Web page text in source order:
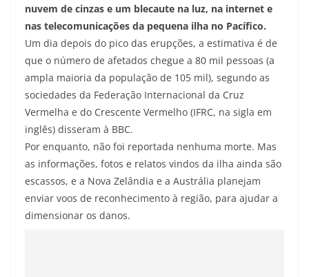
nuvem de cinzas e um blecaute na luz, na internet e
nas telecomunicações da pequena ilha no Pacífico.
Um dia depois do pico das erupções, a estimativa é de
que o número de afetados chegue a 80 mil pessoas (a
ampla maioria da população de 105 mil), segundo as
sociedades da Federação Internacional da Cruz
Vermelha e do Crescente Vermelho (IFRC, na sigla em
inglês) disseram à BBC.
Por enquanto, não foi reportada nenhuma morte. Mas
as informações, fotos e relatos vindos da ilha ainda são
escassos, e a Nova Zelândia e a Austrália planejam
enviar voos de reconhecimento à região, para ajudar a
dimensionar os danos.